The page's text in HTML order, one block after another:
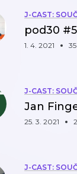
J-CAST:
pod30
1. 4. 2021
J-CAST:
Jan
25. 3. 2021
J-CAST: